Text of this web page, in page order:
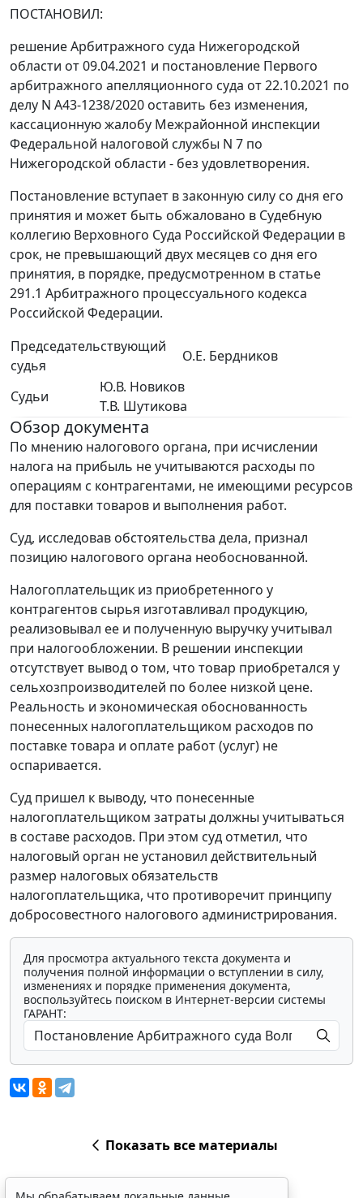
ПОСТАНОВИЛ:
решение Арбитражного суда Нижегородской
области от 09.04.2021 и постановление Первого
арбитражного апелляционного суда от 22.10.2021 по
делу N А43-1238/2020 оставить без изменения,
кассационную жалобу Межрайонной инспекции
Федеральной налоговой службы N 7 по
Нижегородской области - без удовлетворения.
Постановление вступает в законную силу со дня его
принятия и может быть обжаловано в Судебную
коллегию Верховного Суда Российской Федерации в
срок, не превышающий двух месяцев со дня его
принятия, в порядке, предусмотренном в статье
291.1 Арбитражного процессуального кодекса
Российской Федерации.
Председательствующий
судья
О.Е. Бердников
Судьи
Ю.В. Новиков
Т.В. Шутикова
Обзор документа
По мнению налогового органа, при исчислении
налога на прибыль не учитываются расходы по
операциям с контрагентами, не имеющими ресурсов
для поставки товаров и выполнения работ.
Суд, исследовав обстоятельства дела, признал
позицию налогового органа необоснованной.
Налогоплательщик из приобретенного у
контрагентов сырья изготавливал продукцию,
реализовывал ее и полученную выручку учитывал
при налогообложении. В решении инспекции
отсутствует вывод о том, что товар приобретался у
сельхозпроизводителей по более низкой цене.
Реальность и экономическая обоснованность
понесенных налогоплательщиком расходов по
поставке товара и оплате работ (услуг) не
оспаривается.
Суд пришел к выводу, что понесенные
налогоплательщиком затраты должны учитываться
в составе расходов. При этом суд отметил, что
налоговый орган не установил действительный
размер налоговых обязательств
налогоплательщика, что противоречит принципу
добросовестного налогового администрирования.
Для просмотра актуального текста документа и
получения полной информации о вступлении в силу,
изменениях и порядке применения документа,
воспользуйтесь поиском в Интернет-версии системы
ГАРАНТ:
Показать все материалы